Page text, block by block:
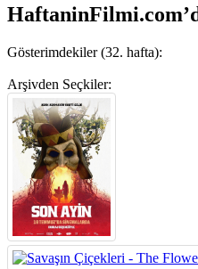
Gösterimdekiler (32. hafta):
Arşivden Seçkiler: